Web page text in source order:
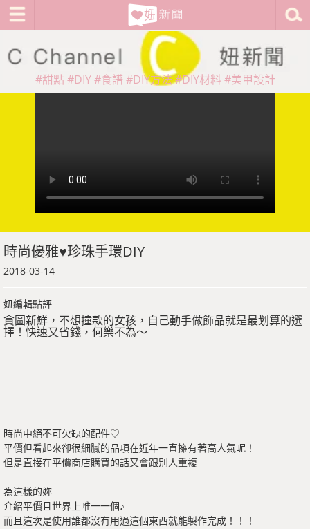
#甜點 #DIY #食譜 #DIY方法#DIY材料 #美甲設計
時尚優雅♥珍珠手環DIY
2018-03-14
妞編輯點評
貪圖新鮮，不想撞款的女孩，自己動手做飾品就是最划算的選
擇！快速又省錢，何樂不為～
時尚中絕不可欠缺的配件♡
平價但看起來卻很細膩的品項在近年一直擁有著高人氣呢！
但是直接在平價商店購買的話又會跟別人重複
為這樣的妳
介紹平價且世界上唯一一個♪
而且這次是使用誰都沒有用過這個東西就能製作完成！！！